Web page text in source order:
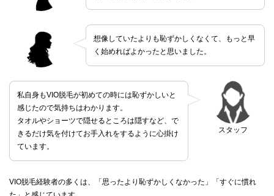
想像していたよりも恥ずかしくなくて、もっと早
く始めればよかったと思いました。
スタッフ
私自身もVIO脱毛が初めての時には恥ずかしいと
感じたので気持ちはわかります。
タオルやショーツで隠せるところは隠すなど、で
きるだけ気を付けてお手入れをするように心掛け
ています。
VIO脱毛経験者の多くは、「思ったより恥ずかしくなかった」「すぐに慣れ